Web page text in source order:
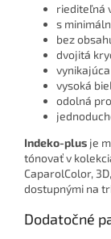
riediteľná
s
bez
dvojitá
vysoká
odolná
Indeko-plus je
tónovať v
CaparolColor,
dostupnými na
Dodatočné